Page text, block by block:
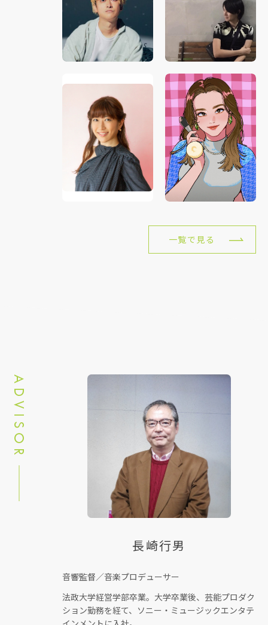
一覧で見る
ADVISOR
長崎行男
音響監督／音楽プロデューサー
法政大学経営学部卒業。大学卒業後、芸能プロダク
ション勤務を経て、ソニー・ミュージックエンタテ